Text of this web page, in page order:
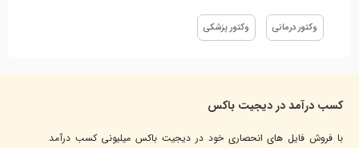
وکتور درمانی وکتور پزشکی
کسب درآمد در دیجیت باکس
با فروش فایل های انحصاری خود در دیجیت باکس میلیونی کسب درآمد